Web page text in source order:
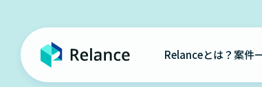
Relanceとは？案件